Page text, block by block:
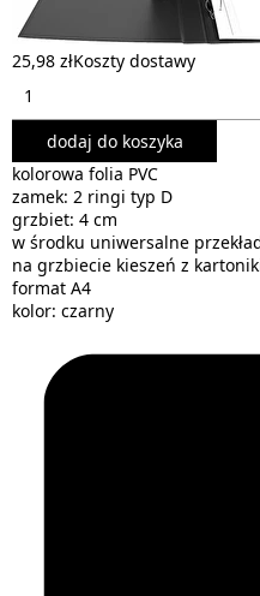
25,98 złKoszty dostawy
dodaj do koszyka
kolorowa folia PVC
zamek: 2 ringi typ D
grzbiet: 4 cm
w środku uniwersalne
na grzbiecie kieszeń z
format A4
kolor: czarny